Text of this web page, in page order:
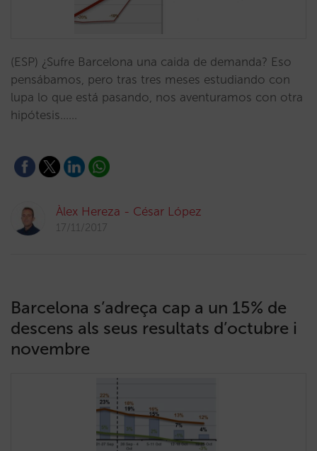
(ESP) ¿Sufre Barcelona una caida de demanda? Eso
pensábamos, pero tras tres meses estudiando con
lupa lo que está pasando, nos aventuramos con otra
hipótesis...…
Àlex Hereza - César López
17/11/2017
Barcelona s’adreça cap a un 15% de
descens als seus resultats d’octubre i
novembre